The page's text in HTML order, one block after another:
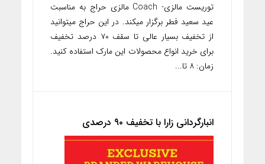
توریست مالزی- Coach مالزی حراج به مناسبت
عید سعید فطر برگزار میکند. در این حراج میتوانید
از تخفیف بسیار عالی تا سقف ۷۰ درصد تخفیف
برای خرید انواع محصولات این مارک استفاده کنید.
زمان: ۸ تا...
انبارگردانی زارا با تخفیف ۹۰ درصدی